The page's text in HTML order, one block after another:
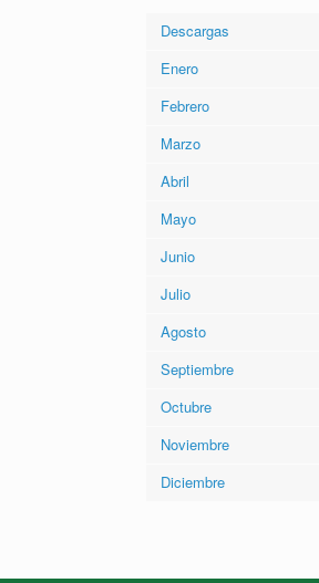
Descargas
Enero
Febrero
Marzo
Abril
Mayo
Junio
Julio
Agosto
Septiembre
Octubre
Noviembre
Diciembre